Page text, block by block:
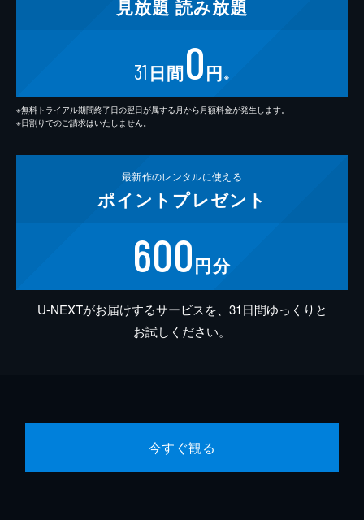
見放題 読み放題
31 日間0円 ※
※無料トライアル期間終了日の翌日が属する月から月額料金が発生します。
※日割りでのご請求はいたしません。
最新作のレンタルに使える
ポイント プレゼント
600円分
U-NEXTがお届けするサービスを、31日間ゆっくりと
お試しください。
今すぐ観る